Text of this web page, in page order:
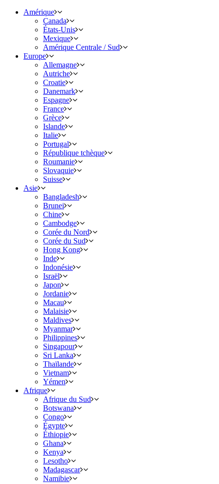
Amérique
Canada
États-Unis
Mexique
Amérique Centrale / Sud
Europe
Allemagne
Autriche
Croatie
Danemark
Espagne
France
Grèce
Islande
Italie
Portugal
République tchèque
Roumanie
Slovaquie
Suisse
Asie
Bangladesh
Brunei
Chine
Cambodge
Corée du Nord
Corée du Sud
Hong Kong
Inde
Indonésie
Israël
Japon
Jordanie
Macau
Malaisie
Maldives
Myanmar
Philippines
Singapour
Sri Lanka
Thaïlande
Vietnam
Yémen
Afrique
Afrique du Sud
Botswana
Congo
Égypte
Éthiopie
Ghana
Kenya
Lesotho
Madagascar
Namibie